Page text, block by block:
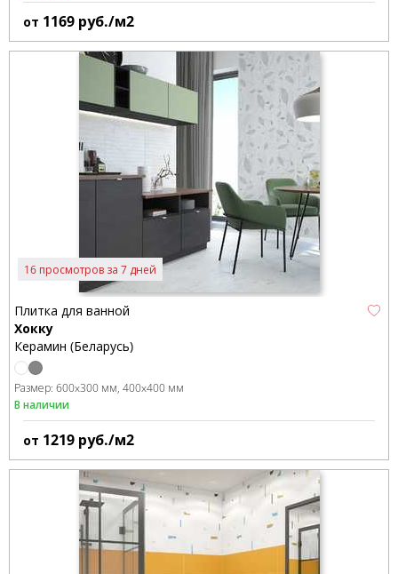
от 1169 руб./м2
16 просмотров за 7 дней
Плитка для ванной
Хокку
Керамин (Беларусь)
Размер: 600x300 мм 400x400 мм
В наличии
от 1219 руб./м2